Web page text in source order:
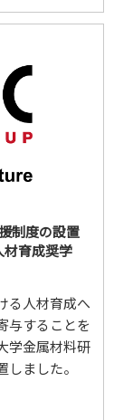
制度の設置
育成奨学
る人材育成へ
与することを
学金属材料研
しました。